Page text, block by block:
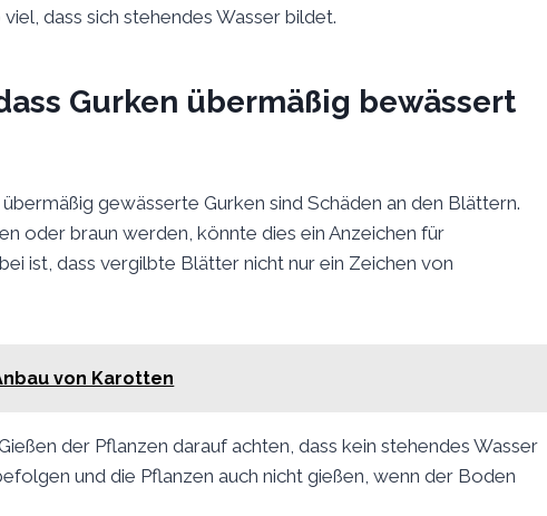
dass sich stehendes Wasser bildet.
Gurken übermäßig bewässert
gewässerte Gurken sind Schäden an den Blättern.
oder braun werden, könnte dies ein Anzeichen für
ist, dass vergilbte Blätter nicht nur ein Zeichen von
von Karotten
der Pflanzen darauf achten, dass kein stehendes Wasser
und die Pflanzen auch nicht gießen, wenn der Boden